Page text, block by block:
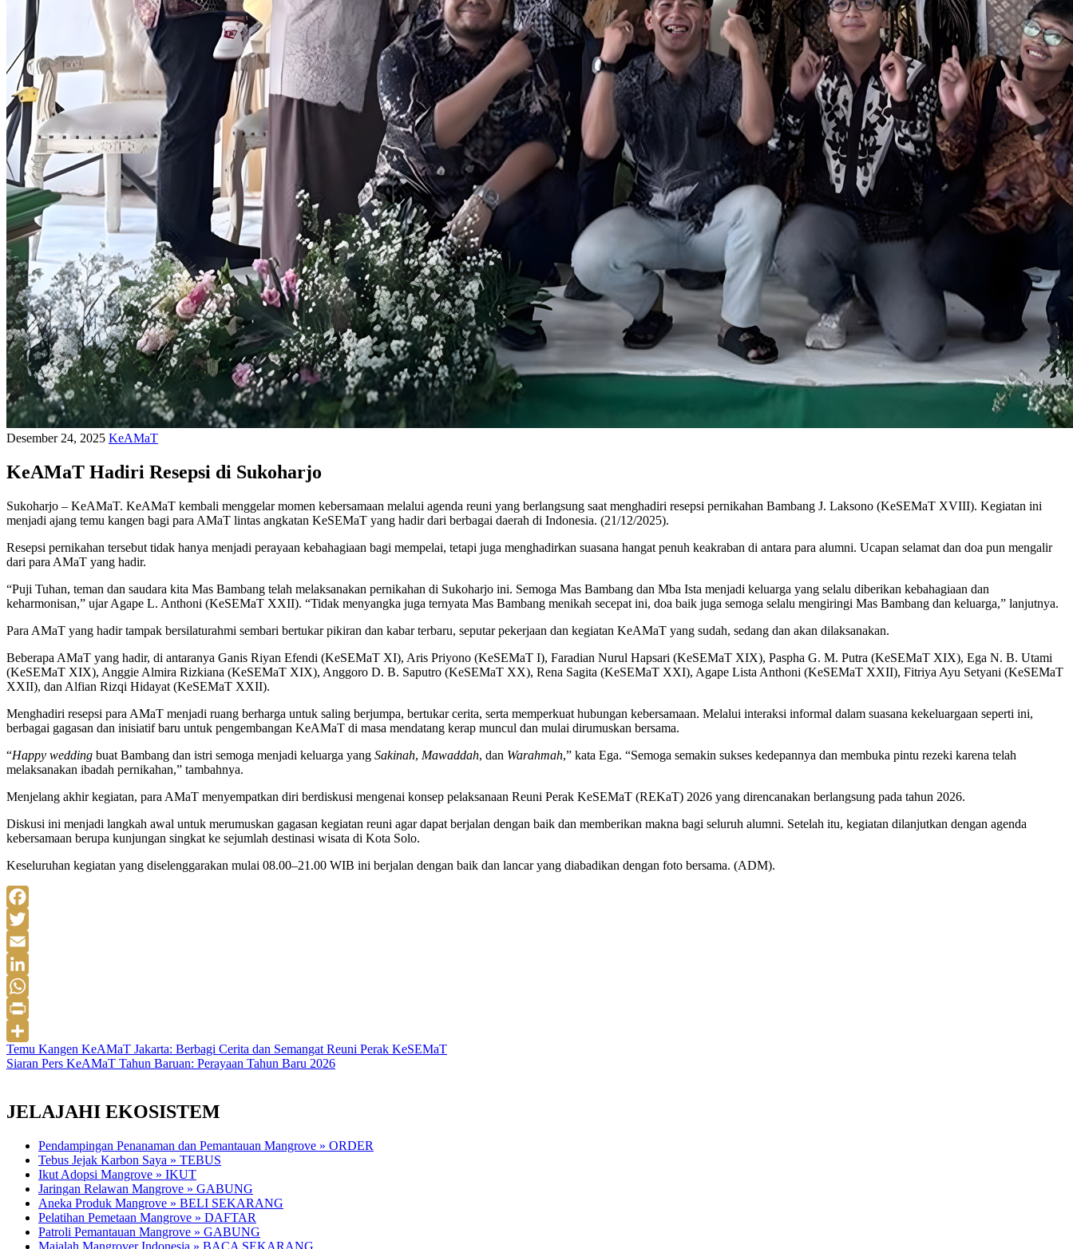
Desember 24, 2025 KeAMaT
KeAMaT Hadiri Resepsi di Sukoharjo
Sukoharjo – KeAMaT. KeAMaT kembali menggelar momen kebersamaan melalui agenda reuni yang berlangsung saat menghadiri resepsi pernikahan Bambang J. Laksono (KeSEMaT XVIII). Kegiatan ini
menjadi ajang temu kangen bagi para AMaT lintas angkatan KeSEMaT yang hadir dari berbagai daerah di Indonesia. (21/12/2025).
Resepsi pernikahan tersebut tidak hanya menjadi perayaan kebahagiaan bagi mempelai, tetapi juga menghadirkan suasana hangat penuh keakraban di antara para alumni. Ucapan selamat dan doa pun mengalir
dari para AMaT yang hadir.
“Puji Tuhan, teman dan saudara kita Mas Bambang telah melaksanakan pernikahan di Sukoharjo ini. Semoga Mas Bambang dan Mba Ista menjadi keluarga yang selalu diberikan kebahagiaan dan
keharmonisan,” ujar Agape L. Anthoni (KeSEMaT XXII). “Tidak menyangka juga ternyata Mas Bambang menikah secepat ini, doa baik juga semoga selalu mengiringi Mas Bambang dan keluarga,” lanjutnya.
Para AMaT yang hadir tampak bersilaturahmi sembari bertukar pikiran dan kabar terbaru, seputar pekerjaan dan kegiatan KeAMaT yang sudah, sedang dan akan dilaksanakan.
Beberapa AMaT yang hadir, di antaranya Ganis Riyan Efendi (KeSEMaT XI), Aris Priyono (KeSEMaT I), Faradian Nurul Hapsari (KeSEMaT XIX), Paspha G. M. Putra (KeSEMaT XIX), Ega N. B. Utami
(KeSEMaT XIX), Anggie Almira Rizkiana (KeSEMaT XIX), Anggoro D. B. Saputro (KeSEMaT XX), Rena Sagita (KeSEMaT XXI), Agape Lista Anthoni (KeSEMaT XXII), Fitriya Ayu Setyani (KeSEMaT
XXII), dan Alfian Rizqi Hidayat (KeSEMaT XXII).
Menghadiri resepsi para AMaT menjadi ruang berharga untuk saling berjumpa, bertukar cerita, serta memperkuat hubungan kebersamaan. Melalui interaksi informal dalam suasana kekeluargaan seperti ini,
berbagai gagasan dan inisiatif baru untuk pengembangan KeAMaT di masa mendatang kerap muncul dan mulai dirumuskan bersama.
“Happy wedding buat Bambang dan istri semoga menjadi keluarga yang Sakinah, Mawaddah, dan Warahmah,” kata Ega. “Semoga semakin sukses kedepannya dan membuka pintu rezeki karena telah
melaksanakan ibadah pernikahan,” tambahnya.
Menjelang akhir kegiatan, para AMaT menyempatkan diri berdiskusi mengenai konsep pelaksanaan Reuni Perak KeSEMaT (REKaT) 2026 yang direncanakan berlangsung pada tahun 2026.
Diskusi ini menjadi langkah awal untuk merumuskan gagasan kegiatan reuni agar dapat berjalan dengan baik dan memberikan makna bagi seluruh alumni. Setelah itu, kegiatan dilanjutkan dengan agenda
kebersamaan berupa kunjungan singkat ke sejumlah destinasi wisata di Kota Solo.
Keseluruhan kegiatan yang diselenggarakan mulai 08.00–21.00 WIB ini berjalan dengan baik dan lancar yang diabadikan dengan foto bersama. (ADM).
Facebook
Twitter
Email
LinkedIn
WhatsApp
Print
Share
Navigasi
pos
Temu Kangen KeAMaT Jakarta: Berbagi Cerita dan Semangat Reuni Perak KeSEMaT
Siaran Pers KeAMaT Tahun Baruan: Perayaan Tahun Baru 2026
JELAJAHI EKOSISTEM
Pendampingan Penanaman dan Pemantauan Mangrove » ORDER
Tebus Jejak Karbon Saya » TEBUS
Ikut Adopsi Mangrove » IKUT
Jaringan Relawan Mangrove » GABUNG
Aneka Produk Mangrove » BELI SEKARANG
Pelatihan Pemetaan Mangrove » DAFTAR
Patroli Pemantauan Mangrove » GABUNG
Majalah Mangrover Indonesia » BACA SEKARANG